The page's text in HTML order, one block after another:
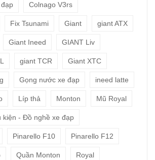
Colnago V3rs
Fix Tsunami Giant giant ATX
Giant Ineed GIANT Liv
giant TCR Giant XTC
Gọng nước xe đạp ineed latte
Líp thả Monton Mũ Royal
kiện - Đồ nghề xe đạp
Pinarello F10 Pinarello F12
Quần Monton Royal